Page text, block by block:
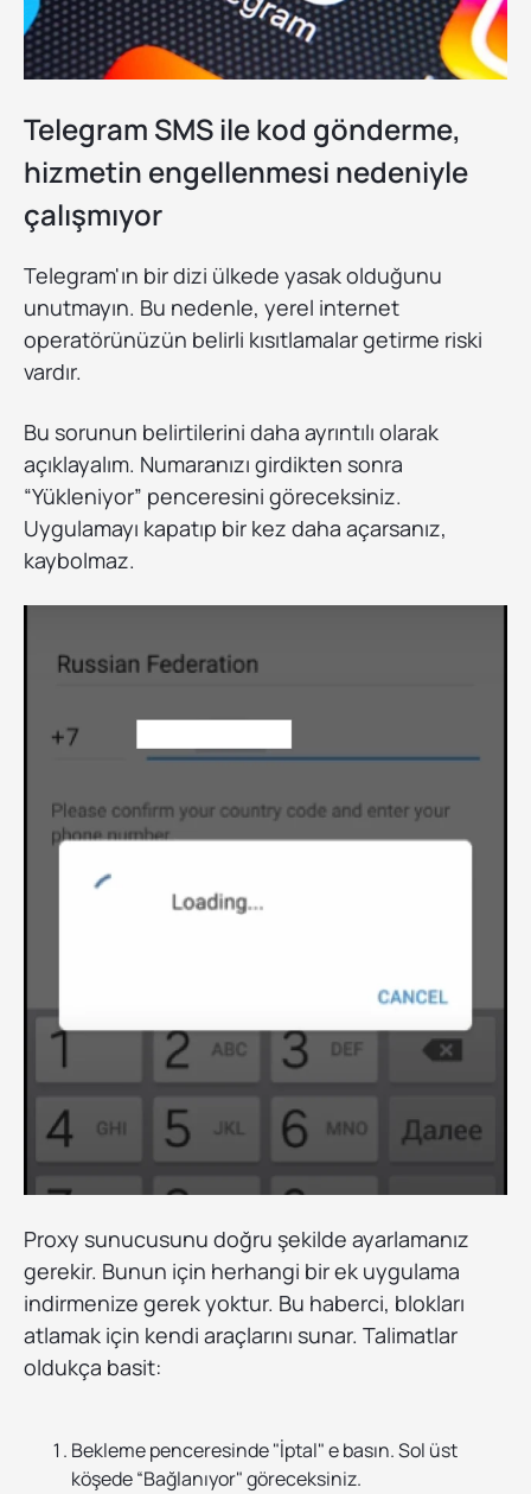
Telegram SMS ile kod gönderme,
hizmetin engellenmesi nedeniyle
çalışmıyor
Telegram'ın bir dizi ülkede yasak olduğunu
unutmayın. Bu nedenle, yerel internet
operatörünüzün belirli kısıtlamalar getirme riski
vardır.
Bu sorunun belirtilerini daha ayrıntılı olarak
açıklayalım. Numaranızı girdikten sonra
“Yükleniyor” penceresini göreceksiniz.
Uygulamayı kapatıp bir kez daha açarsanız,
kaybolmaz.
Proxy sunucusunu doğru şekilde ayarlamanız
gerekir. Bunun için herhangi bir ek uygulama
indirmenize gerek yoktur. Bu haberci, blokları
atlamak için kendi araçlarını sunar. Talimatlar
oldukça basit:
Bekleme penceresinde "İptal" e basın. Sol üst
köşede “Bağlanıyor" göreceksiniz.